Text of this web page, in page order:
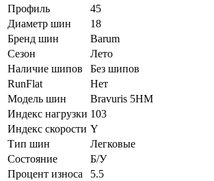
Профиль
45
Диаметр шин
18
Бренд шин
Barum
Сезон
Лето
Наличие шипов
Без шипов
RunFlat
Нет
Модель шин
Bravuris 5HM
Индекс нагрузки 103
Индекс скорости Y
Тип шин
Легковые
Состояние
Б/У
Процент износа
5.5